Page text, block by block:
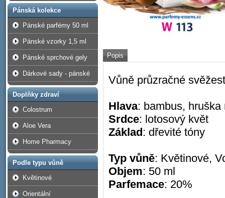
Pánská kolekce
Pánské parfémy 50 ml
Pánské vzorky 1,5 ml
Pánské sprchové gely
Dárkové sady - pánské
Doplňky zdraví
Colostrum
Aloe Vera
Home Pharmacy
Podle typu vůně
Květinové
Orientální
Popis
Vůně průzračné
Hlava: bambus, hruška
Srdce: lotosový květ
Základ: dřevité tóny
Typ vůně: Květinové,
Objem: 50 ml
Parfemace: 20%